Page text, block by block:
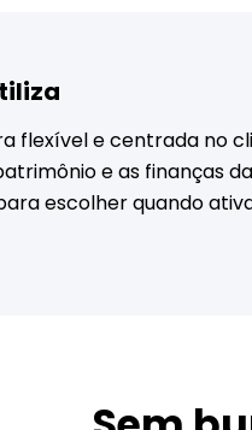
flexível e centrada no
e as finanças
escolher quando